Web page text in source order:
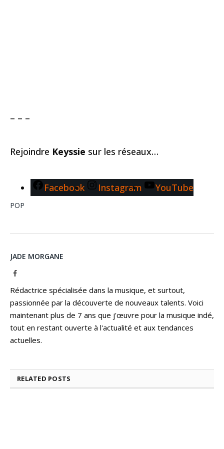
– – –
Rejoindre Keyssie sur les réseaux…
Facebook Instagram YouTube
POP
JADE MORGANE
Facebook
Rédactrice spécialisée dans la musique, et surtout,
passionnée par la découverte de nouveaux talents. Voici
maintenant plus de 7 ans que j'œuvre pour la musique indé,
tout en restant ouverte à l'actualité et aux tendances
actuelles.
RELATED POSTS